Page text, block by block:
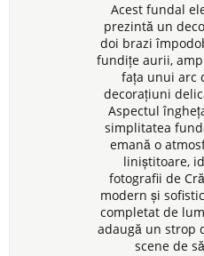
Acest fundal
prezintă un
doi brazi
fundițe aurii,
fața unui arc
decorațiuni
Aspectul
simplitatea
emană o
liniștitoare,
fotografii de
modern și
completat de
adaugă un strop
scene de